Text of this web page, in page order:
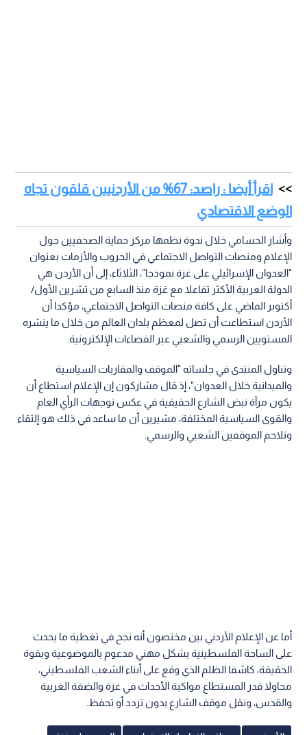
اقرأ أيضا : راصد: 67% من الأردنيين قلقون تجاه
الوضع الاقتصادي
وأشار الحسامي خلال ندوة نظمها مركز حماية الصحفيين حول
الإعلام ومنصات التواصل الاجتماعي في الحروب والأزمات بعنوان
"العدوان الإسرائيلي على غزة نموذجا"، الثلاثاء، إلى أن الأردن هي
الدولة العربية الأكثر تفاعلا مع غزة منذ السابع من تشرين الأول/
أكتوبر الماضي على كافة منصات التواصل الاجتماعي، مؤكدا أن
الأردن استطاعت أن تصل لمعظم بلدان العالم من خلال ما ينشره
المستويين الرسمي والشعبي عبر الفضاءات الإلكترونية.
وتناول المنتدى في جلساته "الموقف والمقاربات السياسية
والميدانية خلال العدوان"، إذ قال مشاركون إن الإعلام استطاع أن
يكون مرآة نبض الشارع الحقيقية في عكس توجهات الرأي العام
والقوى السياسية المختلفة، مشيرين أن ما ساعد في ذلك هو إلتقاء
وتلاحم الموقفين الشعبي والرسمي.
أما عن الإعلام الأردني بين مختصون أنه نجح في تغطية ما يحدث
على الساحة الفلسطينية بشكل مهني مدعوم بالموضوعية وبقوة
الحقيقة، كاشفا الظلم الذي وقع على أبناء الشعب الفلسطيني،
محاولا قدر المستطاع مواكبة الأحداث في غزة والضفة الغربية
والقدس، ونقل موقف الشارع بدون تردد أو تحفظ.